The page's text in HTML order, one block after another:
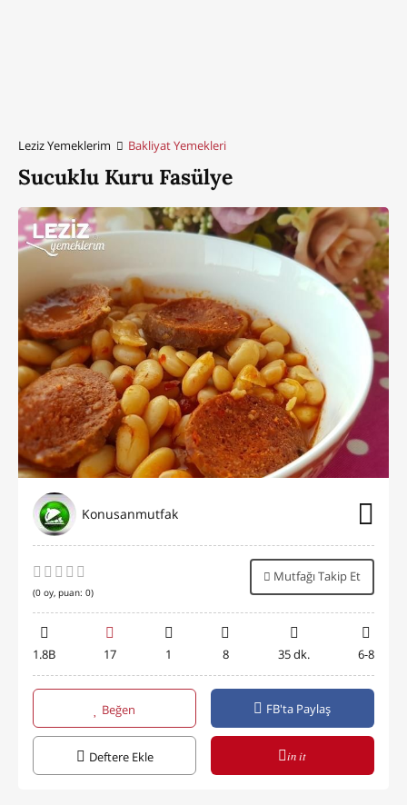
Leziz Yemeklerim Bakliyat Yemekleri
Sucuklu Kuru Fasülye
Konusanmutfak
(0 oy, puan: 0)
Mutfağı Takip Et
1.8B 17 1 8 35 dk. 6-8
Beğen FB'ta Paylaş
Deftere Ekle in it